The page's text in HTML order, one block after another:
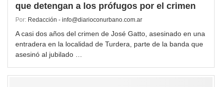
que detengan a los prófugos por el crimen
Por: Redacción - info@diarioconurbano.com.ar
A casi dos años del crimen de José Gatto, asesinado en una
entradera en la localidad de Turdera, parte de la banda que
asesinó al jubilado …